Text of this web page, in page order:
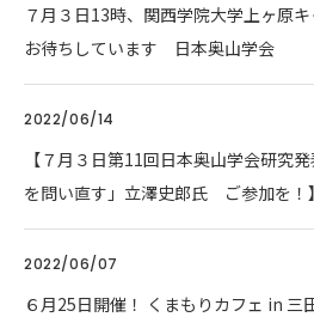
７月３日13時、関西学院大学上ヶ原
お待ちしています 日本奥山学会
2022/06/14
【７月３日第11回日本奥山学会研究
を問い直す」立澤史郎氏 ご参加を！】
2022/06/07
６月25日開催！ くまもりカフェ in 三